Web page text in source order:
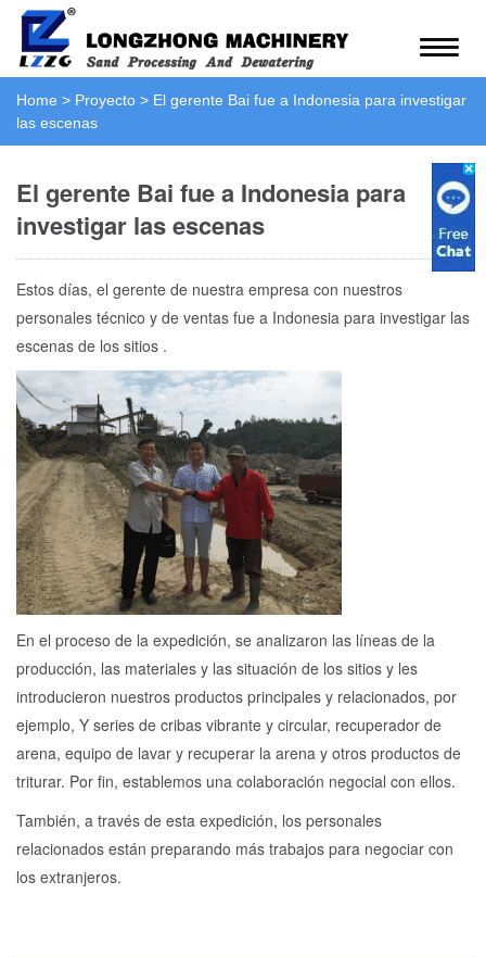
Home > Proyecto > El gerente Bai fue a Indonesia para investigar
las escenas
El gerente Bai fue a Indonesia para
investigar las escenas
Estos días, el gerente de nuestra empresa con nuestros
personales técnico y de ventas fue a Indonesia para investigar las
escenas de los sitios .
En el proceso de la expedición, se analizaron las líneas de la
producción, las materiales y las situación de los sitios y les
introducieron nuestros productos principales y relacionados, por
ejemplo, Y series de cribas vibrante y circular, recuperador de
arena, equipo de lavar y recuperar la arena y otros productos de
triturar. Por fin, establemos una colaboración negocial con ellos.
También, a través de esta expedición, los personales
relacionados están preparando más trabajos para negociar con
los extranjeros.